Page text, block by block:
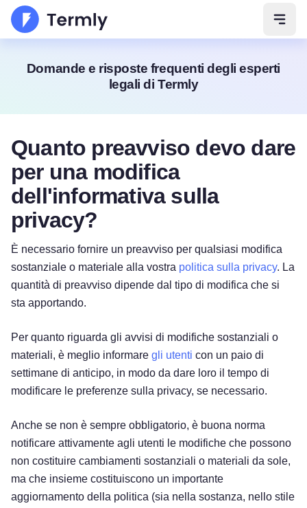
Apri
Domande e risposte frequenti degli esperti
legali di Termly
Quanto preavviso devo dare
per una modifica
dell'informativa sulla
privacy?
È necessario fornire un preavviso per qualsiasi modifica
sostanziale o materiale alla vostra politica sulla privacy. La
quantità di preavviso dipende dal tipo di modifica che si
sta apportando.
Per quanto riguarda gli avvisi di modifiche sostanziali o
materiali, è meglio informare gli utenti con un paio di
settimane di anticipo, in modo da dare loro il tempo di
modificare le preferenze sulla privacy, se necessario.
Anche se non è sempre obbligatorio, è buona norma
notificare attivamente agli utenti le modifiche che possono
non costituire cambiamenti sostanziali o materiali da sole,
ma che insieme costituiscono un importante
aggiornamento della politica (sia nella sostanza, nello stile